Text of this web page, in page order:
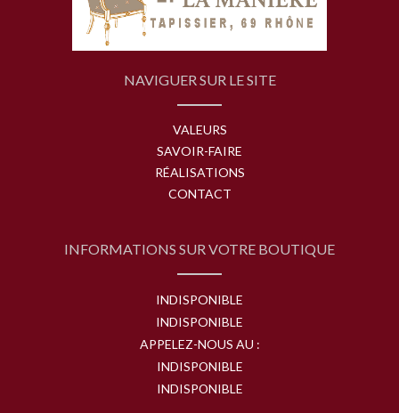
NAVIGUER SUR LE SITE
VALEURS
SAVOIR-FAIRE
RÉALISATIONS
CONTACT
INFORMATIONS SUR VOTRE BOUTIQUE
INDISPONIBLE
INDISPONIBLE
APPELEZ-NOUS AU :
INDISPONIBLE
INDISPONIBLE